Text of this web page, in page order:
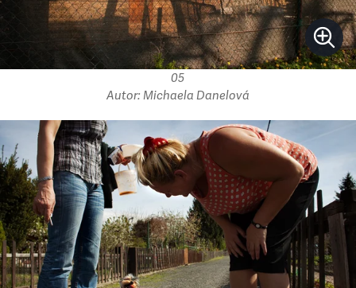
05
Autor: Michaela Danelová